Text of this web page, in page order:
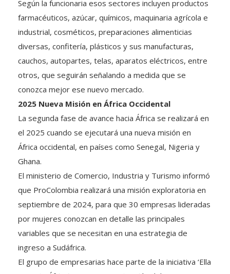
farmacéuticos, azúcar, químicos, maquinaria agrícola e
industrial, cosméticos, preparaciones alimenticias
diversas, confitería, plásticos y sus manufacturas,
cauchos, autopartes, telas, aparatos eléctricos, entre
otros, que seguirán señalando a medida que se
conozca mejor ese nuevo mercado.
2025 Nueva Misión en África Occidental
La segunda fase de avance hacia África se realizará en
el 2025 cuando se ejecutará una nueva misión en
África occidental, en países como Senegal, Nigeria y
Ghana.
El ministerio de Comercio, Industria y Turismo informó
que ProColombia realizará una misión exploratoria en
septiembre de 2024, para que 30 empresas lideradas
por mujeres conozcan en detalle las principales
variables que se necesitan en una estrategia de
ingreso a Sudáfrica.
El grupo de empresarias hace parte de la iniciativa ‘Ella
exporta África’, que es una extensión del programa